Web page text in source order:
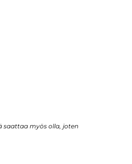
myös olla, joten